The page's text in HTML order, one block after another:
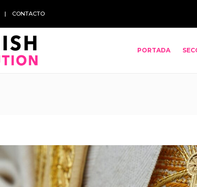
CONTACTO
PORTADA